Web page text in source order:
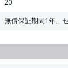
20
無償保証期間1年、